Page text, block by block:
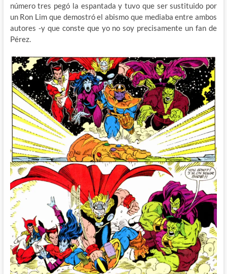
número tres pegó la espantada y tuvo que ser sustituido por
un Ron Lim que demostró el abismo que mediaba entre ambos
autores -y que conste que yo no soy precisamente un fan de
Pérez.